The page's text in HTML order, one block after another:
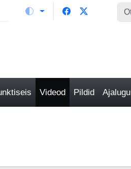
Videod Pildid Ajalugu